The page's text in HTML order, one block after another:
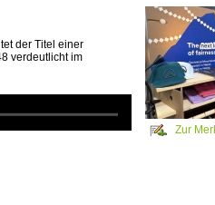
der Titel einer
verdeutlicht im
Zur